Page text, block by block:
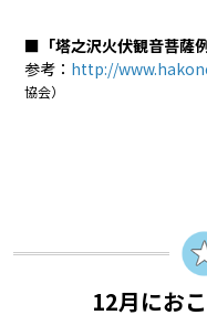
■「塔之沢火伏観音菩薩
参考： http://
協会）
12月にお